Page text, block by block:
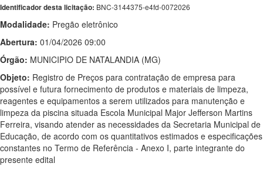
Identificador desta licitação: BNC-3144375-e4fd-0072026
Modalidade: Pregão eletrônico
Abertura: 01/04/2026 09:00
Órgão: MUNICIPIO DE NATALANDIA (MG)
Objeto: Registro de Preços para contratação de empresa para
possível e futura fornecimento de produtos e materiais de limpeza,
reagentes e equipamentos a serem utilizados para manutenção e
limpeza da piscina situada Escola Municipal Major Jefferson Martins
Ferreira, visando atender as necessidades da Secretaria Municipal de
Educação, de acordo com os quantitativos estimados e especificações
constantes no Termo de Referência - Anexo I, parte integrante do
presente edital